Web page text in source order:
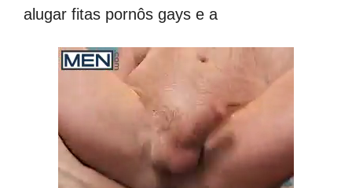
alugar fitas pornôs gays e a